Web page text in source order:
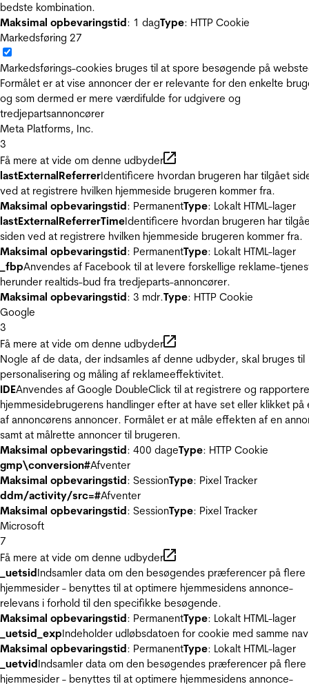
bedste kombination.
Maksimal opbevaringstid: 1 dagType: HTTP Cookie
Markedsføring 27
Markedsførings-cookies bruges til at spore besøgende på
Formålet er at vise annoncer der er relevante for den enkelte
og som dermed er mere værdifulde for udgivere og
tredjepartsannoncører
Meta Platforms, Inc.
3
Få mere at vide om denne udbyder
lastExternalReferrerIdentificere hvordan brugeren har tilgået
ved at registrere hvilken hjemmeside brugeren kommer fra.
Maksimal opbevaringstid: PermanentType: Lokalt HTML-lager
lastExternalReferrerTimeIdentificere hvordan brugeren har
siden ved at registrere hvilken hjemmeside brugeren kommer fra.
Maksimal opbevaringstid: PermanentType: Lokalt HTML-lager
_fbpAnvendes af Facebook til at levere forskellige reklame-
herunder realtids-bud fra tredjeparts-annoncører.
Maksimal opbevaringstid: 3 mdr.Type: HTTP Cookie
Google
3
Få mere at vide om denne udbyder
Nogle af de data, der indsamles af denne udbyder, skal bruges til
personalisering og måling af reklameeffektivitet.
IDEAnvendes af Google DoubleClick til at registrere og
hjemmesidebrugerens handlinger efter at have set eller klikket på
af annoncørens annoncer. Formålet er at måle effekten af en
samt at målrette annoncer til brugeren.
Maksimal opbevaringstid: 400 dageType: HTTP Cookie
gmp\conversion#Afventer
Maksimal opbevaringstid: SessionType: Pixel Tracker
ddm/activity/src=#Afventer
Maksimal opbevaringstid: SessionType: Pixel Tracker
Microsoft
7
Få mere at vide om denne udbyder
_uetsidIndsamler data om den besøgendes præferencer på flere
hjemmesider - benyttes til at optimere hjemmesidens annonce-
relevans i forhold til den specifikke besøgende.
Maksimal opbevaringstid: PermanentType: Lokalt HTML-lager
_uetsid_expIndeholder udløbsdatoen for cookie med samme
Maksimal opbevaringstid: PermanentType: Lokalt HTML-lager
_uetvidIndsamler data om den besøgendes præferencer på flere
hjemmesider - benyttes til at optimere hjemmesidens annonce-